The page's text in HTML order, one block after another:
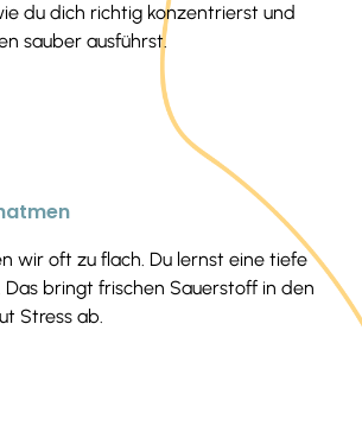
du dich richtig konzentrierst und
sauber ausführst.
wir oft zu flach. Du lernst eine tiefe
bringt frischen Sauerstoff in den
Stress ab.